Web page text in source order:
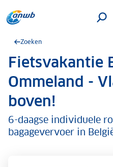
Zoeken
.Fietsvakantie
Ommeland -
boven!
6-daagse individuele
bagagevervoer in